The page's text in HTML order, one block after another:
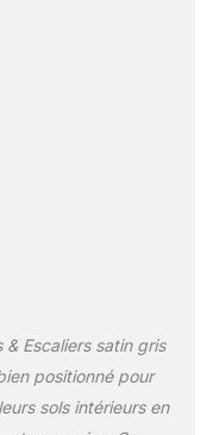
durabilité,
aux
répétés,
imperméable
aux
aux taches
: environ
de
Contenu
pour
Parquets
Escaliers satin gris
positionné pour
sols intérieurs en